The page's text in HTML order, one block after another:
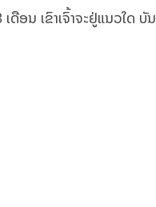
ດືອນ ເຂົາເຈົ້າຈະຢູ່ແນວໃດ